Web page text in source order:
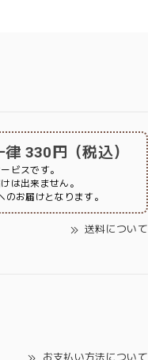
330円（税込）
ビスです。
は出来ません。
お届けとなります。
送料について
お支払い方法について